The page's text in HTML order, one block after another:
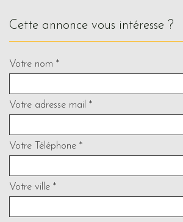
cette annonce vous intéresse ?
Votre nom *
Votre adresse mail *
Votre Téléphone *
Votre ville *